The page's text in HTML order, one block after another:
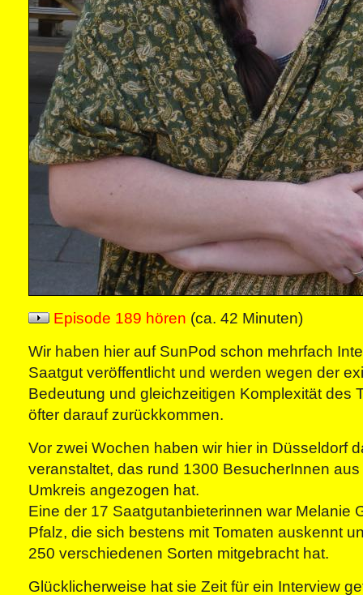
Episode 189 hören (ca. 42 Minuten)
Wir haben hier auf SunPod schon mehrfach
Saatgut veröffentlicht und werden wegen der
Bedeutung und gleichzeitigen Komplexität des
öfter darauf zurückkommen.
Vor zwei Wochen haben wir hier in Düsseldorf
veranstaltet, das rund 1300 BesucherInnen
Umkreis angezogen hat.
Eine der 17 Saatgutanbieterinnen war Melanie
Pfalz, die sich bestens mit Tomaten auskennt
250 verschiedenen Sorten mitgebracht hat.
Glücklicherweise hat sie Zeit für ein Interview